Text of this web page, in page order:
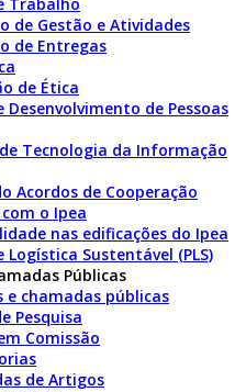
de Gestão e Atividades
de Entregas
de Ética
Desenvolvimento de Pessoas
Tecnologia da Informação
Acordos de Cooperação
o Ipea
nas edificações do Ipea
Logística Sustentável (PLS)
Públicas
e chamadas públicas
Pesquisa
Comissão
de Artigos